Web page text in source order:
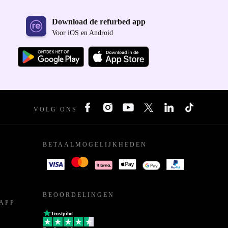
Download de refurbed app
Voor iOS en Android
VOLG ONS
BETAALMOGELIJKHEDEN
BEOORDELINGEN
Trustpilot